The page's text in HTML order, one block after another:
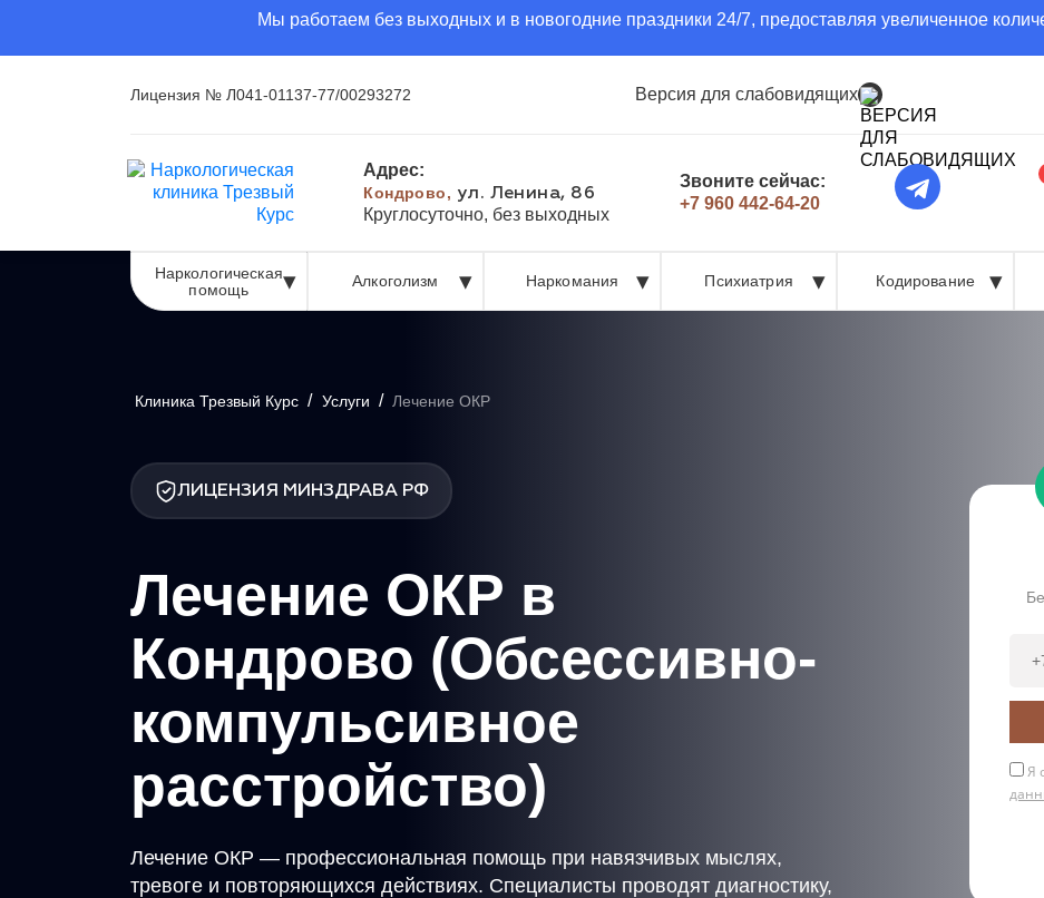
Мы работаем без выходных и в новогодние праздники 24/7, предоставляя увеличенное
Лицензия № Л041-01137-77/00293272 Версия для слабовидящих
Адрес:
Кондрово, ул. Ленина, 86
Круглосуточно, без выходных
Звоните сейчас:
+7 960 442-64-20
Наркологическая
помощь
Алкоголизм Наркомания Психиатрия Кодирование
Клиника Трезвый Курс / Услуги / Лечение ОКР
ЛИЦЕНЗИЯ МИНЗДРАВА РФ
Лечение ОКР в
Кондрово (Обсессивно-
компульсивное
расстройство)
Лечение ОКР — профессиональная помощь при навязчивых мыслях,
тревоге и повторяющихся действиях. Специалисты проводят диагностику,
Я